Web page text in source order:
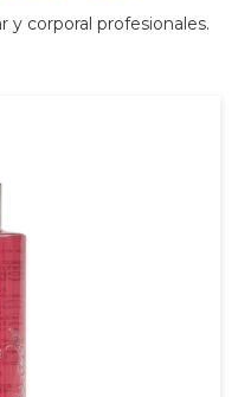
y corporal profesionales.